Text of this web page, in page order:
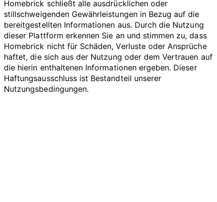
Homebrick schließt alle ausdrücklichen oder
stillschweigenden Gewährleistungen in Bezug auf die
bereitgestellten Informationen aus. Durch die Nutzung
dieser Plattform erkennen Sie an und stimmen zu, dass
Homebrick nicht für Schäden, Verluste oder Ansprüche
haftet, die sich aus der Nutzung oder dem Vertrauen auf
die hierin enthaltenen Informationen ergeben. Dieser
Haftungsausschluss ist Bestandteil unserer
Nutzungsbedingungen.